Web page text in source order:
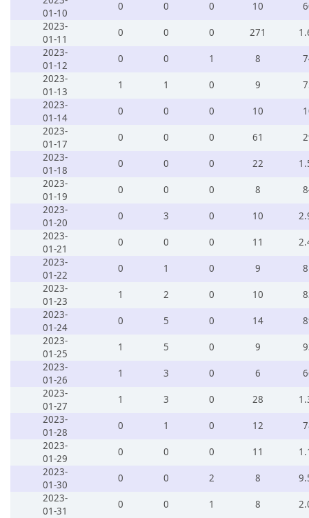
01-10
0 0 0 10
2023-
01-11
0 0 0 271
2023-
01-12
0 0 1 8
2023-
01-13
1 1 0 9
2023-
01-14
0 0 0 10
2023-
01-17
0 0 0 61
2023-
01-18
0 0 0 22
2023-
01-19
0 0 0 8
2023-
01-20
0 3 0 10
2023-
01-21
0 0 0 11
2023-
01-22
0 1 0 9
2023-
01-23
1 2 0 10
2023-
01-24
0 5 0 14
2023-
01-25
1 5 0 9
2023-
01-26
1 3 0 6
2023-
01-27
1 3 0 28
2023-
01-28
0 1 0 12
2023-
01-29
0 0 0 11
2023-
01-30
0 0 2 8
2023-
01-31
0 0 1 8